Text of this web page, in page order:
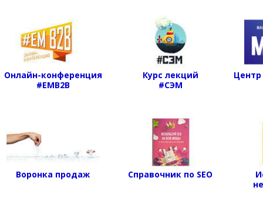
Онлайн-конференция
#EMB2B
Курс лекций
#СЭМ
Воронка продаж Справочник по SEO